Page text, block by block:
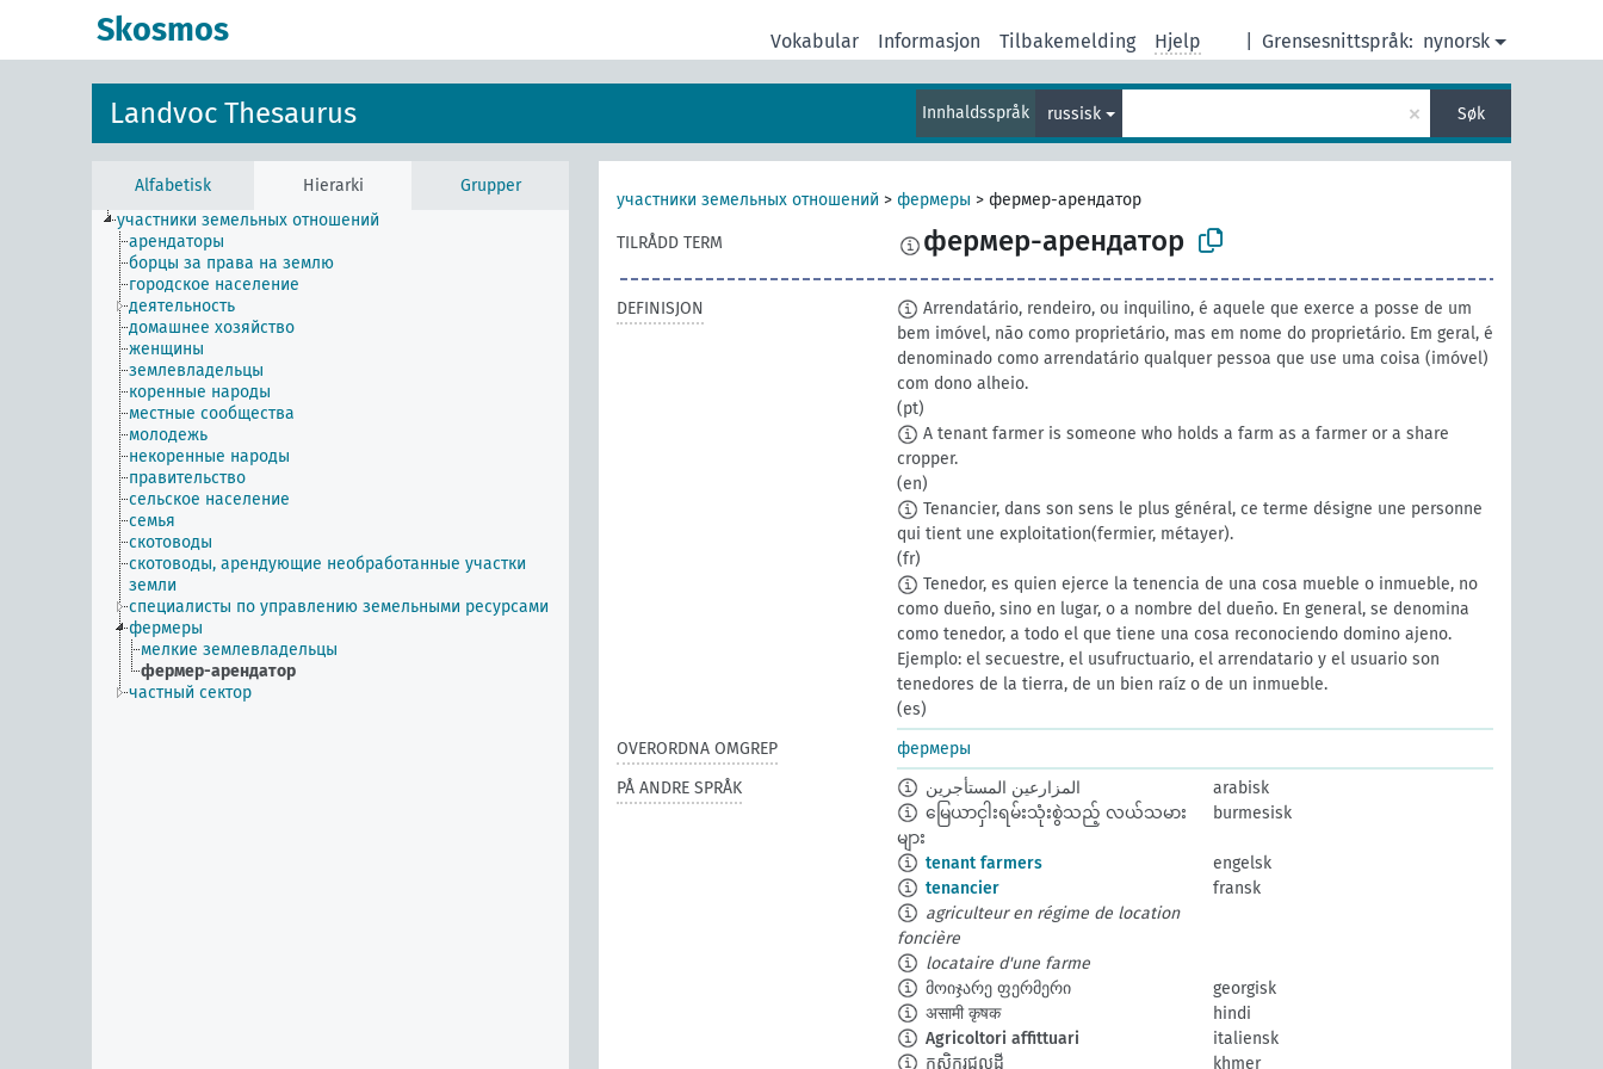
Skosmos Grensesnittspråk: nynorsk
Vokabular Informasjon Tilbakemelding Hjelp
Landvoc Thesaurus Innhaldsspråk russisk × Søk
Alfabetisk Hierarki
Grupper
участники земельных отношений
арендаторы
борцы за права на землю
городское население
деятельность
домашнее хозяйство
женщины
землевладельцы
коренные народы
местные сообщества
молодежь
некоренные народы
правительство
сельское население
семья
скотоводы
скотоводы, арендующие необработанные участки
земли
специалисты по управлению земельными ресурсами
фермеры
мелкие землевладельцы
фермер-арендатор
частный сектор
участники земельных отношений > фермеры > фермер-арендатор
TILRÅDD TERM фермер-арендатор
DEFINISJON
Arrendatário, rendeiro, ou inquilino, é aquele que exerce a posse de um
bem imóvel, não como proprietário, mas em nome do proprietário. Em geral, é
denominado como arrendatário qualquer pessoa que use uma coisa (imóvel)
com dono alheio.
(pt)
A tenant farmer is someone who holds a farm as a farmer or a share
cropper.
(en)
Tenancier, dans son sens le plus général, ce terme désigne une personne
qui tient une exploitation(fermier, métayer).
(fr)
Tenedor, es quien ejerce la tenencia de una cosa mueble o inmueble, no
como dueño, sino en lugar, o a nombre del dueño. En general, se denomina
como tenedor, a todo el que tiene una cosa reconociendo domino ajeno.
Ejemplo: el secuestre, el usufructuario, el arrendatario y el usuario son
tenedores de la tierra, de un bien raíz o de un inmueble.
(es)
OVERORDNA OMGREP
фермеры
PÅ ANDRE SPRÅK
المزارعين المستأجرين
arabisk
မြေယာငှါးရမ်းသုံးစွဲသည့် လယ်သမား
များ
burmesisk
tenant farmers
engelsk
tenancier
fransk
agriculteur en régime de location
foncière
locataire d'une farme
მოიჯარე ფერმერი
georgisk
असामी कृषक
hindi
Agricoltori affittuari
italiensk
កសិករជួលដី
khmer